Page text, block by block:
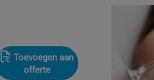
Toevoegen aan
offerte